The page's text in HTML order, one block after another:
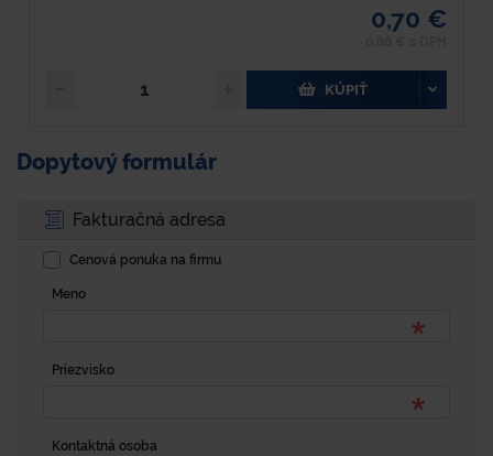
0,70 €
KÚPIŤ
Dopytový formulár
Fakturačná adresa
Cenová ponuka na firmu
Meno
Priezvisko
Kontaktná osoba